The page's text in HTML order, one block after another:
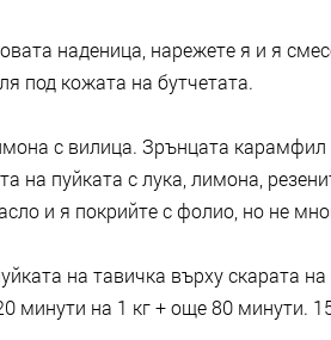
наденица, нарежете я и я
под кожата на бутчетата.
с вилица. Зрънцата карамфил
на пуйката с лука, лимона,
и я покрийте с фолио, но не
на тавичка върху скарата
минути на 1 кг + още 80 минути.